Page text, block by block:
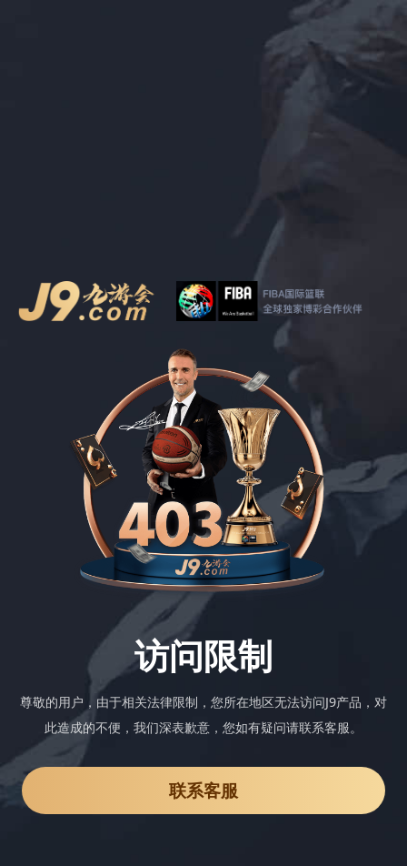
访问限制
尊敬的用户，由于相关法律限制，您所在地区无法访问J9产品，对
此造成的不便，我们深表歉意，您如有疑问请联系客服。
联系客服